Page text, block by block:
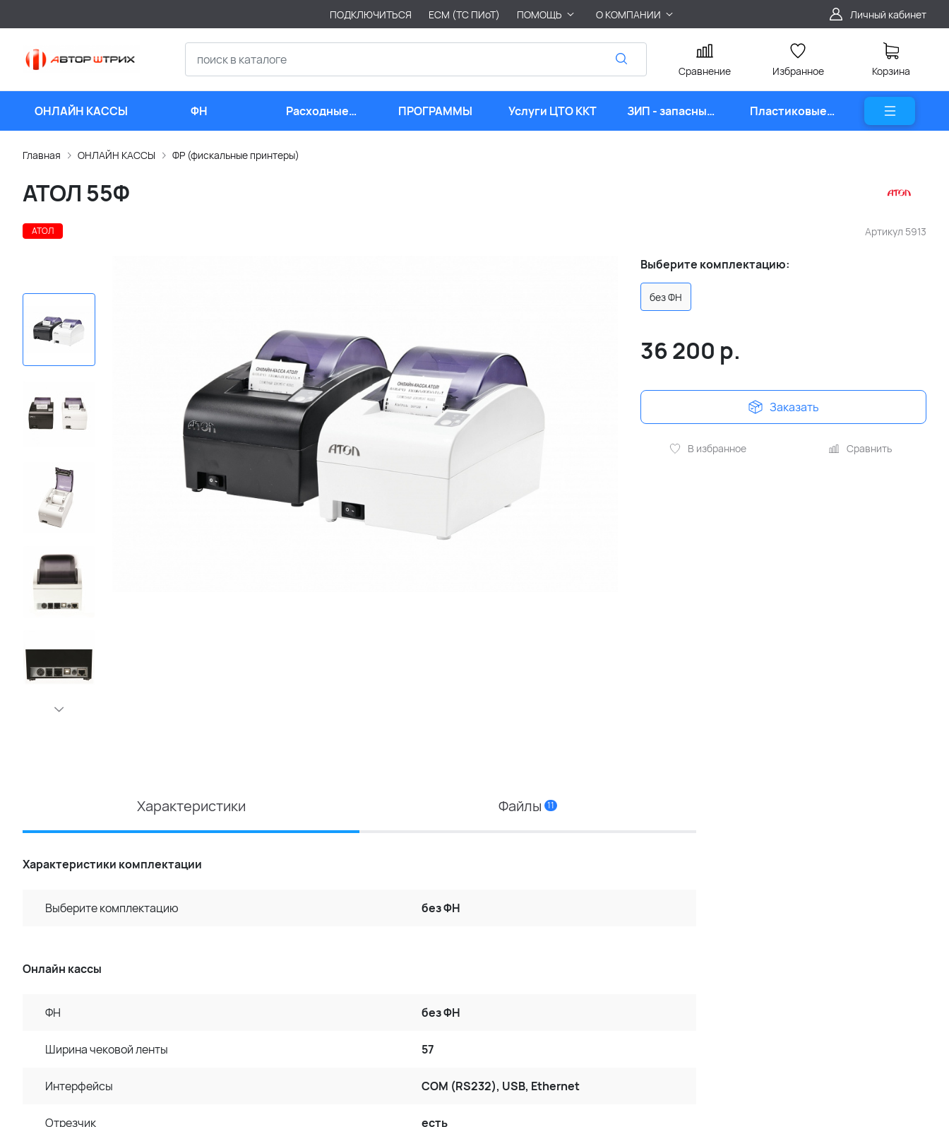
ПОДКЛЮЧИТЬСЯ ЕСМ (ТС ПИоТ) ПОМОЩЬ О КОМПАНИИ Личный кабинет
Сравнение Избранное Корзина
ОНЛАЙН КАССЫ ФН
Расходные
материалы
ПРОГРАММЫ Услуги ЦТО ККТ
ЗИП - запасные
части
Пластиковые
карты
Главная ОНЛАЙН КАССЫ ФР (фискальные принтеры)
Артикул 5913
АТОЛ 55Ф
АТОЛ
Выберите комплектацию:
без ФН
36 200 р.
Заказать
В избранное Сравнить
Характеристики Файлы 11
Характеристики комплектации
Выберите комплектацию без ФН
Онлайн кассы
ФН без ФН
Ширина чековой ленты 57
Интерфейсы COM (RS232), USB, Ethernet
Отрезчик есть